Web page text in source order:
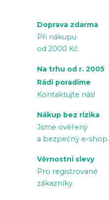
Doprava zdarma
Při nákupu
od 2000 Kč.
Na trhu od r. 2005
Rádi poradíme
Kontaktujte nás!
Nákup bez rizika
Jsme ověřený
a bezpečný e-shop.
Věrnostní slevy
Pro registrované
zákazníky.